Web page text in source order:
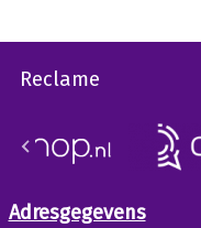
Reclame
Adresgegevens